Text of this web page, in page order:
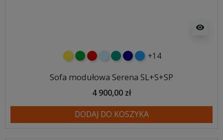
visibility
żółtyzielonyczerwony
błękitnyturkusowy
granatowy
niebieski
+14
Sofa modułowa Serena SL+S+SP
4 900,00 zł
DODAJ DO KOSZYKA